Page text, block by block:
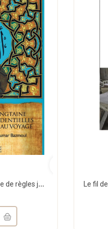
Résumé d'une vingtaine de règles jurisprudentielles liées au voyage - Bazmoul - Héritage...